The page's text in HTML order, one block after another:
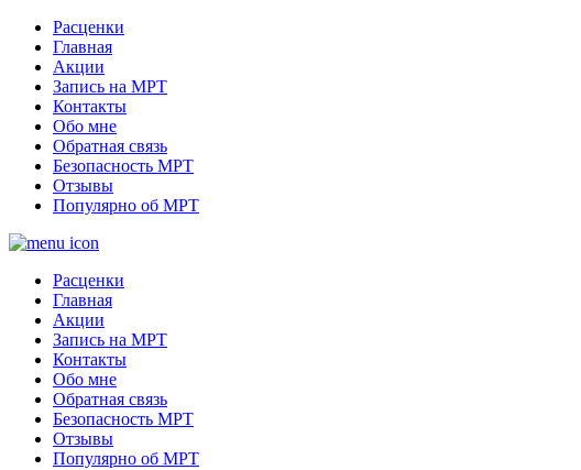
Расценки
Главная
Акции
Запись на МРТ
Контакты
Обо мне
Обратная связь
Безопасность МРТ
Отзывы
Популярно об МРТ
Расценки
Главная
Акции
Запись на МРТ
Контакты
Обо мне
Обратная связь
Безопасность МРТ
Отзывы
Популярно об МРТ